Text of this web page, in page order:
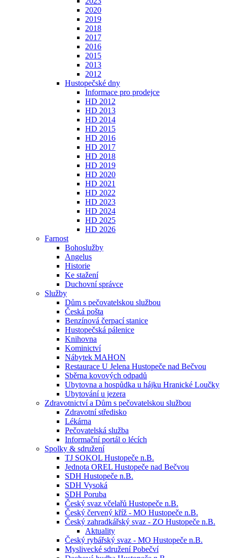
2020
2019
2018
2017
2016
2015
2013
2012
Hustopečské dny
Informace pro prodejce
HD 2012
HD 2013
HD 2014
HD 2015
HD 2016
HD 2017
HD 2018
HD 2019
HD 2020
HD 2021
HD 2022
HD 2023
HD 2024
HD 2025
HD 2026
Farnost
Bohoslužby
Angelus
Historie
Ke stažení
Duchovní správce
Služby
Dům s pečovatelskou službou
Česká pošta
Benzínová čerpací stanice
Hustopečská pálenice
Knihovna
Kominictví
Nábytek MAHON
Restaurace U Jelena Hustopeče nad Bečvou
Sběrna kovových odpadů
Ubytovna a hospůdka u hájku Hranické Loučky
Ubytování u jezera
Zdravotnictví a Dům s pečovatelskou službou
Zdravotní středisko
Lékárna
Pečovatelská služba
Informační portál o lécích
Spolky & sdružení
TJ SOKOL Hustopeče n.B.
Jednota OREL Hustopeče nad Bečvou
SDH Hustopeče n.B.
SDH Vysoká
SDH Poruba
Český svaz včelařů Hustopeče n.B.
Český červený kříž - MO Hustopeče n.B.
Český zahradkářský svaz - ZO Hustopeče n.B.
Aktuality
Český rybářský svaz - MO Hustopeče n.B.
Myslivecké sdružení Pobečví